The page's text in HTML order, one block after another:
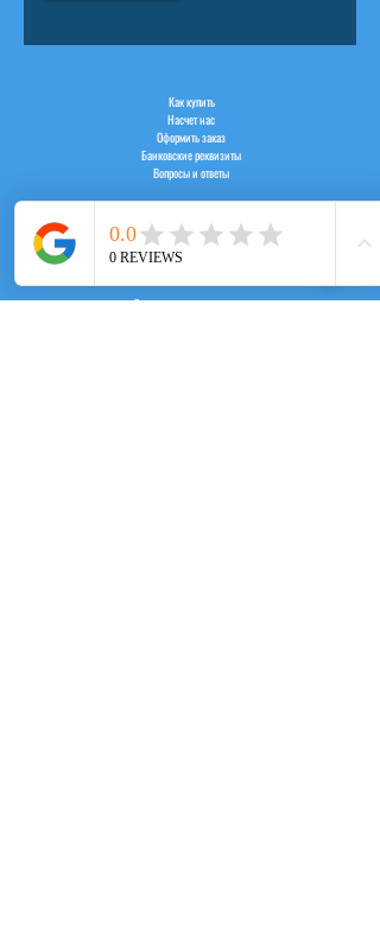
Как купить
Насчет нас
Оформить заказ
Банковские реквизиты
Вопросы и ответы
СЛУЖБА
Регистрация пользователя